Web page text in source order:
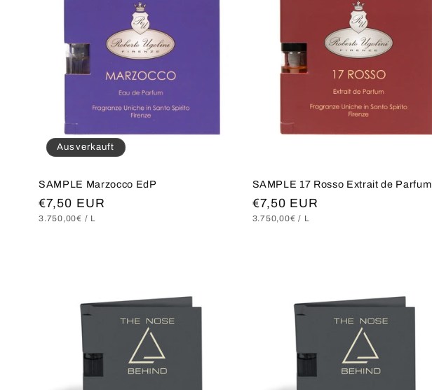
e
:
Ausverkauft
SAMPLE Marzocco EdP
Normaler
Preis
€7,50 EUR
GRUNDPREIS
3.750,00€ / PRO
L
SAMPLE 17 Rosso Extrait de Parfum
Normaler
Preis
€7,50 EUR
GRUNDPREIS
3.750,00€ / PRO
L